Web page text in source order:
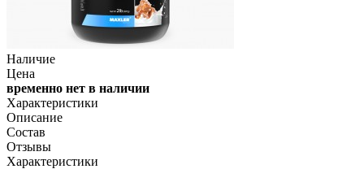
Наличие
Цена
временно нет в наличии
Характеристики
Описание
Состав
Отзывы
Характеристики